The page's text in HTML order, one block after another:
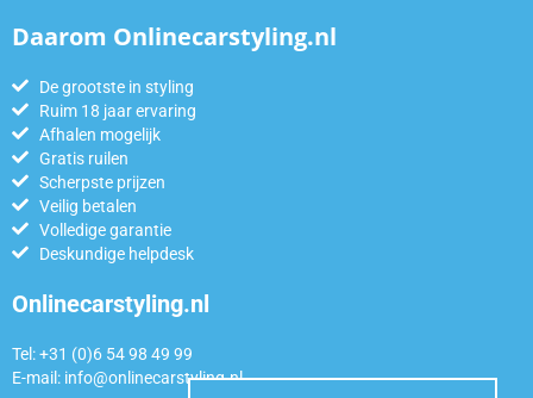
Daarom Onlinecarstyling.nl
De grootste in styling
Ruim 18 jaar ervaring
Afhalen mogelijk
Gratis ruilen
Scherpste prijzen
Veilig betalen
Volledige garantie
Deskundige helpdesk
Onlinecarstyling.nl
Tel: +31 (0)6 54 98 49 99
E-mail: info@onlinecarstyling.nl